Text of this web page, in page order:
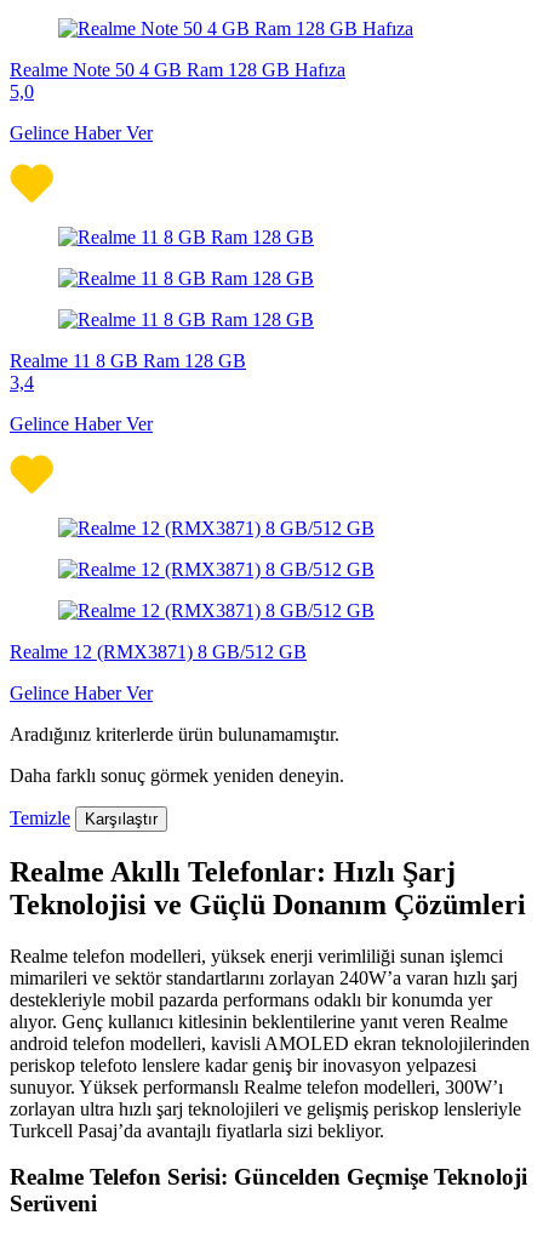
Realme Note 50 4 GB Ram 128 GB Hafıza
5,0
Gelince Haber Ver
Realme 11 8 GB Ram 128 GB
3,4
Gelince Haber Ver
Realme 12 (RMX3871) 8 GB/512 GB
Gelince Haber Ver
Aradığınız kriterlerde ürün bulunamamıştır.
Daha farklı sonuç görmek yeniden deneyin.
Temizle Karşılaştır
Realme Akıllı Telefonlar: Hızlı Şarj
Teknolojisi ve Güçlü Donanım Çözümleri
Realme telefon modelleri, yüksek enerji verimliliği sunan işlemci
mimarileri ve sektör standartlarını zorlayan 240W’a varan hızlı şarj
destekleriyle mobil pazarda performans odaklı bir konumda yer
alıyor. Genç kullanıcı kitlesinin beklentilerine yanıt veren Realme
android telefon modelleri, kavisli AMOLED ekran teknolojilerinden
periskop telefoto lenslere kadar geniş bir inovasyon yelpazesi
sunuyor. Yüksek performanslı Realme telefon modelleri, 300W’ı
zorlayan ultra hızlı şarj teknolojileri ve gelişmiş periskop lensleriyle
Turkcell Pasaj’da avantajlı fiyatlarla sizi bekliyor.
Realme Telefon Serisi: Güncelden Geçmişe Teknoloji
Serüveni